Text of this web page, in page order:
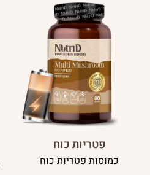
פטריות כוח
כמוסות פטריות כוח